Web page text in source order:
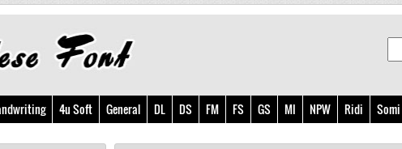
4u Soft General DL DS FM FS GS MI NPW Ridi Somi